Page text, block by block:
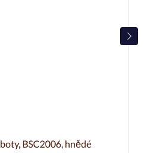
0 z 5 hvězd
BSC2006, hnědé